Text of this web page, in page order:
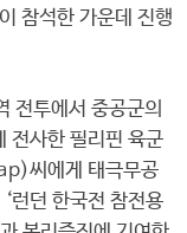
참석한 가운데 진행
전투에서 중공군의
전사한 필리핀 육군
씨에게 태극무공
런던 한국전 참전용